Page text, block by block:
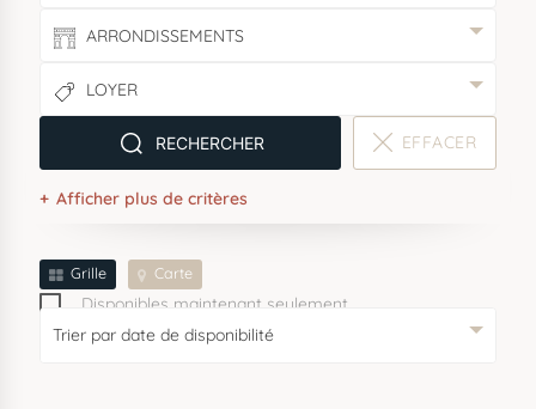
ARRONDISSEMENTS
LOYER
RECHERCHER EFFACER
Afficher plus de critères
Grille Carte
Disponibles maintenant seulement